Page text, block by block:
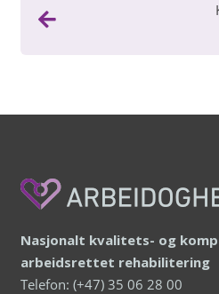
Nasjonalt kvalitets- og
arbeidsrettet rehabilitering
Telefon: (+47) 35 06 28 00